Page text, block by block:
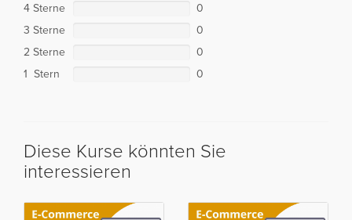
4 Sterne
0
3 Sterne
0
2 Sterne
0
1 Stern
0
Diese Kurse könnten Sie
interessieren